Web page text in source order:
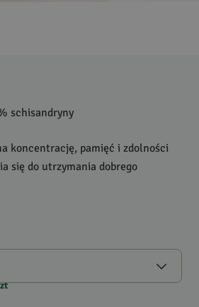
schisandryny
koncentrację, pamięć i zdolności
się do utrzymania dobrego